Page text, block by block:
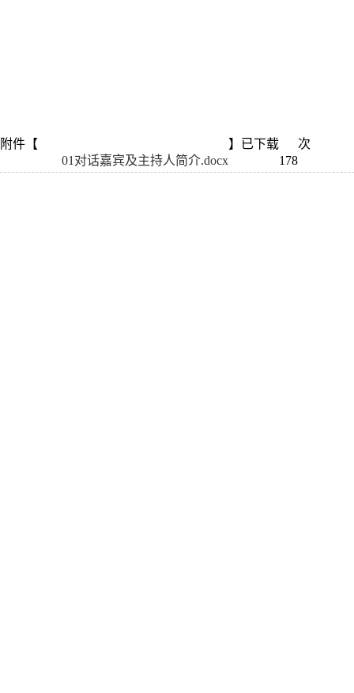
附件【 01对话嘉宾及主持人简介.docx】已下载178次